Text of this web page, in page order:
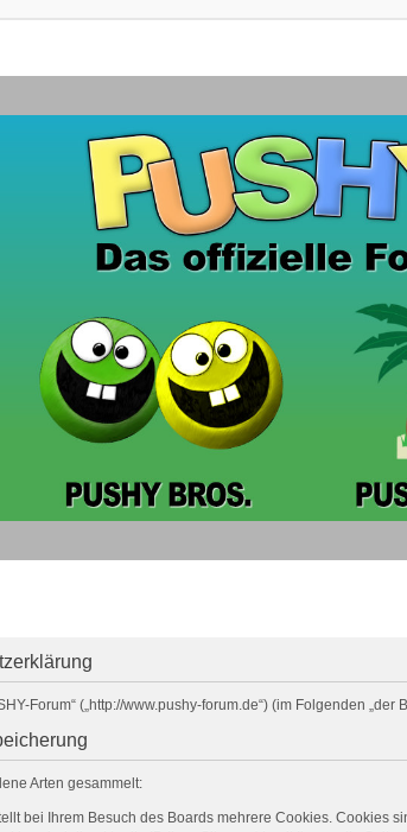
Forum“ („http://www.pushy-forum.de“) (im Folgenden
Arten gesammelt:
bei Ihrem Besuch des Boards mehrere Cookies. Cookies